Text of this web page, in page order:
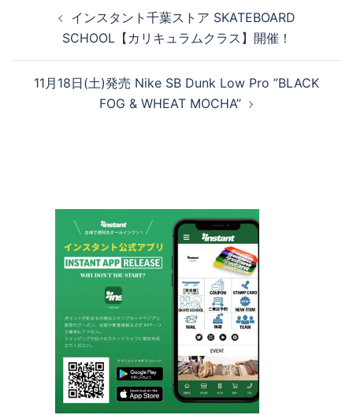
インスタント千葉ストア SKATEBOARD
SCHOOL【カリキュラムクラス】開催！
11月18日(土)発売 Nike SB Dunk Low Pro ”BLACK
FOG & WHEAT MOCHA”